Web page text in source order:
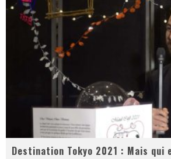
PsyRiver 2026
« MOFUSAND / Parler
« Dr Wertham / L’homme qui étudia les tueurs en série » - Un Métier à Risque !
Splatoon Raiders
Destination Tokyo 2021 : Mais qui